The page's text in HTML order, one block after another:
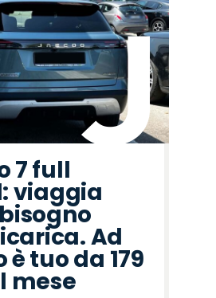
7 full
viaggia
Ad
è tuo da 179
mese